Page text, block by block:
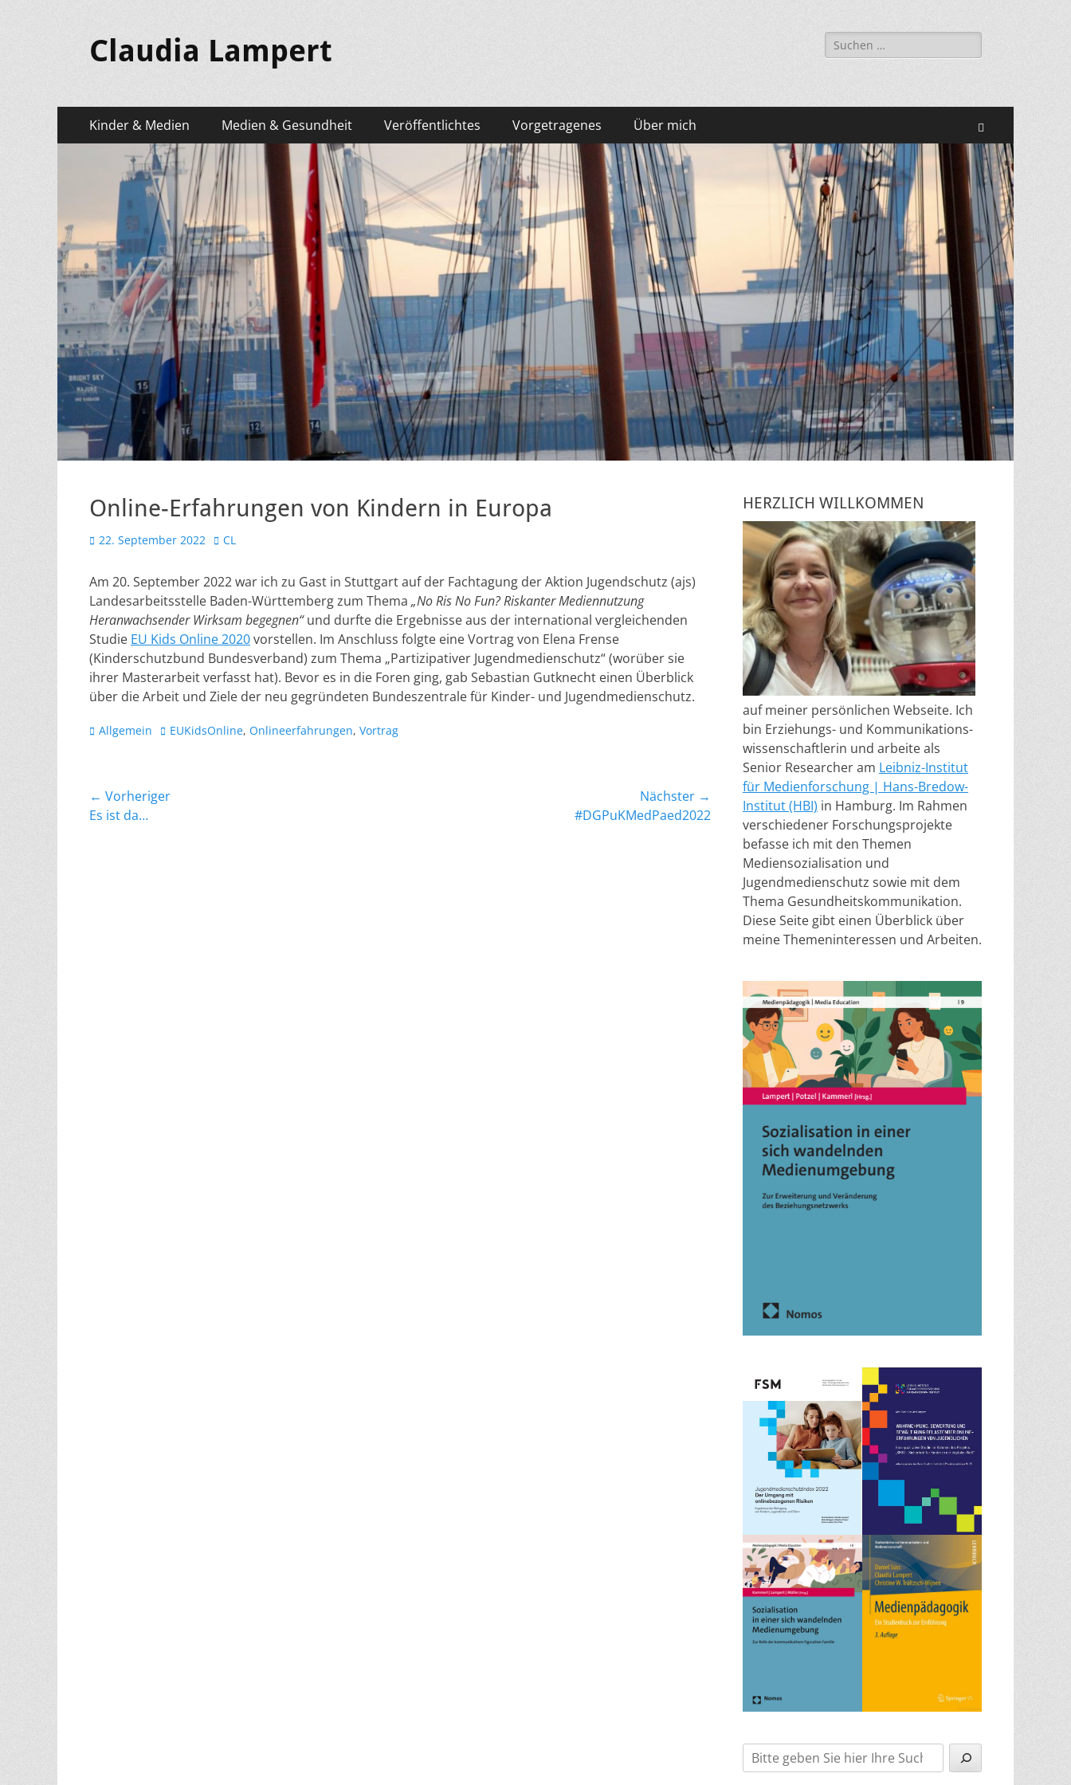
Claudia Lampert
Suchen
nach:
Primäres
Menü
Zum
Inhalt
springen
Kinder & Medien Medien & Gesundheit Veröffentlichtes Vorgetragenes Über mich
Online-Erfahrungen von Kindern in Europa
Veröffentlicht
22. September 2022 Autor
CL
Am 20. September 2022 war ich zu Gast in Stuttgart auf der Fachtagung der Aktion Jugendschutz (ajs)
Landesarbeitsstelle Baden-Württemberg zum Thema „No Ris No Fun? Riskanter Mediennutzung
Heranwachsender Wirksam begegnen“und durfte die Ergebnisse aus der international vergleichenden
Studie EU Kids Online 2020vorstellen. Im Anschluss folgte eine Vortrag von Elena Frense
(Kinderschutzbund Bundesverband) zum Thema „Partizipativer Jugendmedienschutz“ (worüber sie
ihrer Masterarbeit verfasst hat). Bevor es in die Foren ging, gab Sebastian Gutknecht einen Überblick
über die Arbeit und Ziele der neu gegründeten Bundeszentrale für Kinder- und Jugendmedienschutz.
Kategorien
Allgemein Schlagworte
EUKidsOnline, Onlineerfahrungen, Vortrag
Beitragsnavigation
← Vorheriger
Vorheriger
Es ist da…
Nächster →
#DGPuKMedPaed2022
HERZLICH WILLKOMMEN
auf meiner persönlichen Webseite. Ich
bin Erziehungs- und Kommunikations-
wissenschaftlerin und arbeite als
Senior Researcher am Leibniz-Institut
für Medienforschung | Hans-Bredow-
Institut (HBI) in Hamburg. Im Rahmen
verschiedener Forschungsprojekte
befasse ich mit den Themen
Mediensozialisation und
Jugendmedienschutz sowie mit dem
Thema Gesundheitskommunikation.
Diese Seite gibt einen Überblick über
meine Themeninteressen und Arbeiten.
Suchen